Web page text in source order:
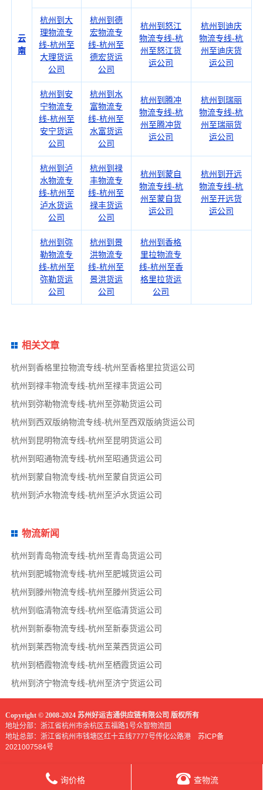
云
南
杭州到大
理物流专
线-杭州至
大理货运
公司
杭州到德
宏物流专
线-杭州至
德宏货运
公司
杭州到怒江
物流专线-杭
州至怒江货
运公司
杭州到迪庆
物流专线-杭
州至迪庆货
运公司
杭州到安
宁物流专
线-杭州至
安宁货运
公司
杭州到水
富物流专
线-杭州至
水富货运
公司
杭州到腾冲
物流专线-杭
州至腾冲货
运公司
杭州到瑞丽
物流专线-杭
州至瑞丽货
运公司
杭州到泸
水物流专
线-杭州至
泸水货运
公司
杭州到禄
丰物流专
线-杭州至
禄丰货运
公司
杭州到蒙自
物流专线-杭
州至蒙自货
运公司
杭州到开远
物流专线-杭
州至开远货
运公司
杭州到弥
勒物流专
线-杭州至
弥勒货运
公司
杭州到景
洪物流专
线-杭州至
景洪货运
公司
杭州到香格
里拉物流专
线-杭州至香
格里拉货运
公司
相关文章
杭州到香格里拉物流专线-杭州至香格里拉货运公司
杭州到禄丰物流专线-杭州至禄丰货运公司
杭州到弥勒物流专线-杭州至弥勒货运公司
杭州到西双版纳物流专线-杭州至西双版纳货运公司
杭州到昆明物流专线-杭州至昆明货运公司
杭州到昭通物流专线-杭州至昭通货运公司
杭州到蒙自物流专线-杭州至蒙自货运公司
杭州到泸水物流专线-杭州至泸水货运公司
物流新闻
杭州到青岛物流专线-杭州至青岛货运公司
杭州到肥城物流专线-杭州至肥城货运公司
杭州到滕州物流专线-杭州至滕州货运公司
杭州到临清物流专线-杭州至临清货运公司
杭州到新泰物流专线-杭州至新泰货运公司
杭州到莱西物流专线-杭州至莱西货运公司
杭州到栖霞物流专线-杭州至栖霞货运公司
杭州到济宁物流专线-杭州至济宁货运公司
Copyright © 2008-2024 苏州好运吉通供应链有限公司 版权所有
地址分部：浙江省杭州市余杭区五福路1号众智物流园
地址总部：浙江省杭州市钱塘区红十五线7777号传化公路港 苏ICP备
2021007584号
询价格 查物流